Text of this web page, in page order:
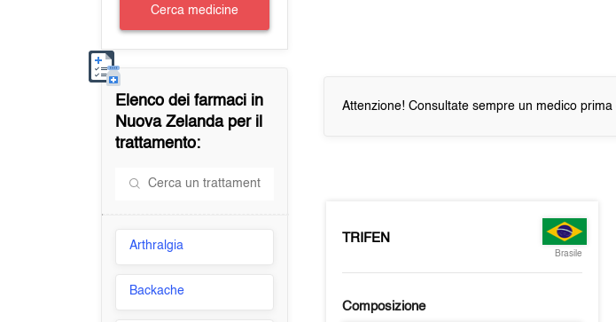
Cerca medicine
Elenco dei farmaci in
Nuova Zelandaper il
trattamento:
Arthralgia
Backache
Attenzione! Consultate sempre un medico
TRIFEN
Brasile
Composizione